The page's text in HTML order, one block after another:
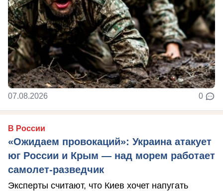
07.08.2026 0
В России
«Ожидаем провокаций»: Украина атакует
юг России и Крым — над морем работает
самолет-разведчик
Эксперты считают, что Киев хочет напугать